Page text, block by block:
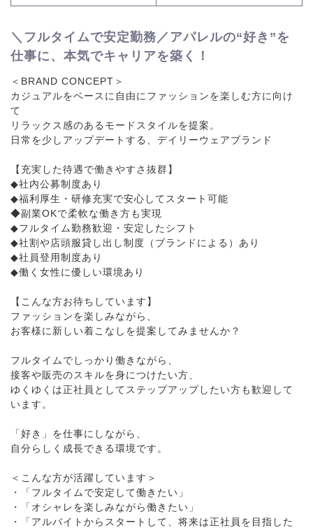
＼フルタイムで安定勤務／アパレルの“好き”を
仕事に、本気でキャリアを築く！
＜BRAND CONCEPT＞
カジュアルをベースに自由にファッションを楽しむ方に向け
て
リラックス感のあるモードスタイルを提案。
日常を少しアップデートする、デイリーウェアブランド
【充実した待遇で働きやすさ抜群】
◆社内公募制度あり
◆福利厚生・研修充実で安心してスタート可能
◆副業OKで柔軟な働き方も実現
◆フルタイム勤務歓迎・安定したシフト
◆社割や店頭服貸し出し制度（ブランドによる）あり
◆社員登用制度あり
◆働く女性に優しい環境あり
【こんな方お待ちしています】
ファッションを楽しみながら、
お客様に新しい着こなしを提案してみませんか？
フルタイムでしっかり働きながら、
接客や販売のスキルを身につけたい方、
ゆくゆくは正社員としてステップアップしたい方も歓迎して
います。
「好き」を仕事にしながら、
自分らしく成長できる環境です。
＜こんな方が活躍しています＞
・「フルタイムで安定して働きたい」
・「オシャレを楽しみながら働きたい」
・「アルバイトからスタートして、将来は正社員を目指した